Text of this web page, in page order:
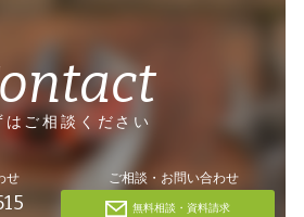
はご相談ください
せ ご相談・お問い合わせ
無料相談・資料請求